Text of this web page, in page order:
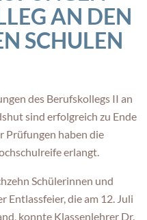
AN DEN
SCHULEN
des Berufskollegs II an
sind erfolgreich zu Ende
Prüfungen haben die
erlangt.
Schülerinnen und
Entlassfeier, die am 12. Juli
konnte Klassenlehrer Dr.